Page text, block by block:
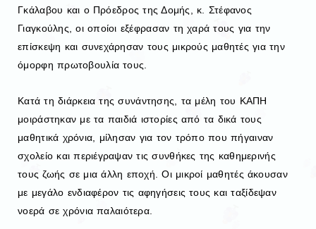
Γκάλαβου και ο Πρόεδρος της Δομής, κ. Στέφανος
Γιαγκούλης, οι οποίοι εξέφρασαν τη χαρά τους για την
επίσκεψη και συνεχάρησαν τους μικρούς μαθητές για την
όμορφη πρωτοβουλία τους.
Κατά τη διάρκεια της συνάντησης, τα μέλη του ΚΑΠΗ
μοιράστηκαν με τα παιδιά ιστορίες από τα δικά τους
μαθητικά χρόνια, μίλησαν για τον τρόπο που πήγαιναν
σχολείο και περιέγραψαν τις συνθήκες της καθημερινής
τους ζωής σε μια άλλη εποχή. Οι μικροί μαθητές άκουσαν
με μεγάλο ενδιαφέρον τις αφηγήσεις τους και ταξίδεψαν
νοερά σε χρόνια παλαιότερα.